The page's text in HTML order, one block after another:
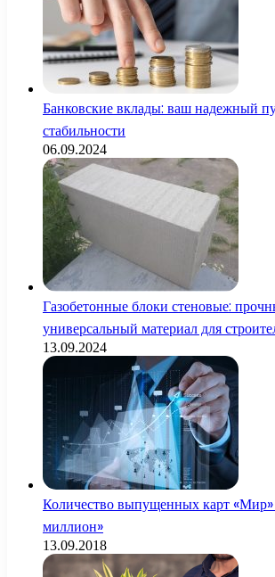
Банковские вклады: ваш надежный
стабильности
06.09.2024
Газобетонные блоки стеновые:
универсальный материал для
13.09.2024
Количество выпущенных карт
миллион»
13.09.2018